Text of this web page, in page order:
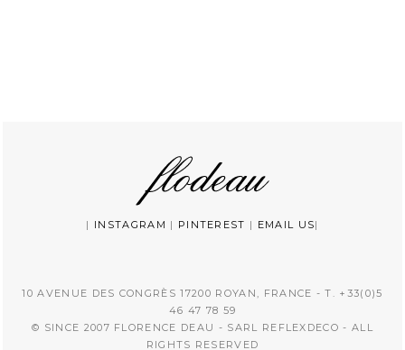
| INSTAGRAM | PINTEREST | EMAIL US|
10 AVENUE DES CONGRÈS 17200 ROYAN, FRANCE - T. +33(0)5
46 47 78 59
© SINCE 2007 FLORENCE DEAU - SARL REFLEXDECO - ALL
RIGHTS RESERVED